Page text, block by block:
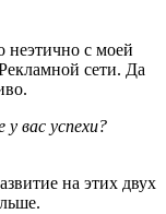
неэтично с моей
сети. Да
вас успехи?
на этих двух